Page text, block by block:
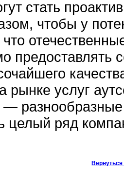
стать
чтобы у
предоставлять
рынке услуг
разнообразные
целый ряд